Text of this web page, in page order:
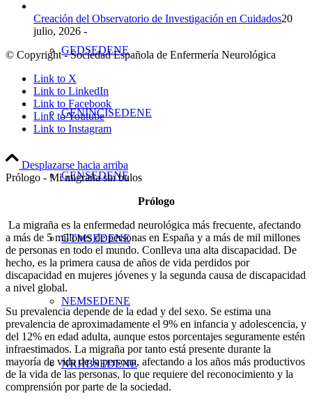
GEDSEDENE
GENINCISEDENE
GENSEDENE
GTMSEDENE
NEMSEDENE
NRHBSEDENE
Creación del Observatorio de Investigación en Cuidados20
julio, 2026 -
© Copyright - Sociedad Española de Enfermería Neurológica
Link to X
Link to LinkedIn
Link to Facebook
Link to Youtube
Link to Instagram
Desplazarse hacia arriba
Prólogo - Mi migraña sin bulos
Prólogo
La migraña es la enfermedad neurológica más frecuente, afectando
a más de 5 millones de personas en España y a más de mil millones
de personas en todo el mundo. Conlleva una alta discapacidad. De
hecho, es la primera causa de años de vida perdidos por
discapacidad en mujeres jóvenes y la segunda causa de discapacidad
a nivel global.
Su prevalencia depende de la edad y del sexo. Se estima una
prevalencia de aproximadamente el 9% en infancia y adolescencia, y
del 12% en edad adulta, aunque estos porcentajes seguramente estén
infraestimados. La migraña por tanto está presente durante la
mayoría de vida de la persona, afectando a los años más productivos
de la vida de las personas, lo que requiere del reconocimiento y la
comprensión por parte de la sociedad.